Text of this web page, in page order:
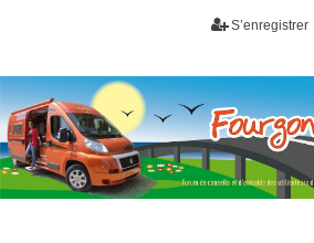
S’enregistrer
Fourgon-plaisir.com
Forum de conseils et d'entraide des
aménagés, vans et de camping-car.